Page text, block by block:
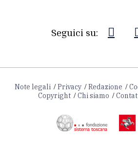
Seguici su:
Note legali Privacy Redazione
Copyright
Chi siamo